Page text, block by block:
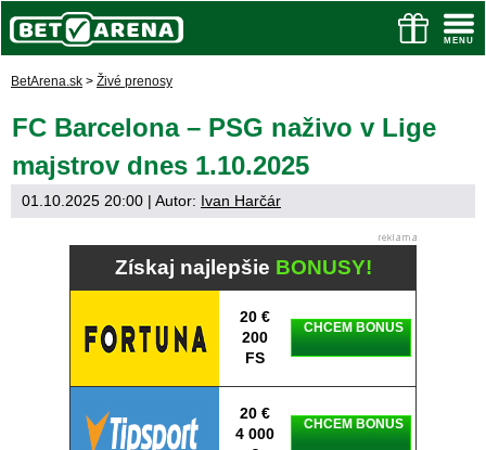
BetArena.sk > Živé prenosy
FC Barcelona – PSG naživo v Lige
majstrov dnes 1.10.2025
01.10.2025 20:00 | Autor: Ivan Harčár
Získaj najlepšie BONUSY!
20 €
200
FS
CHCEM BONUS
20 €
4 000
CHCEM BONUS